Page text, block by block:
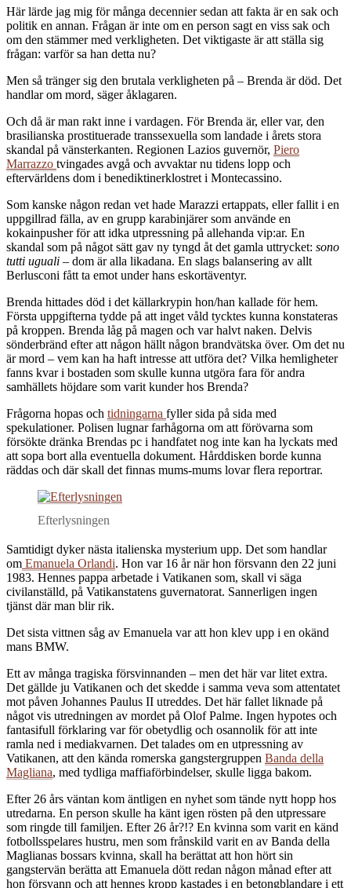
Här lärde jag mig för många decennier sedan att fakta är en sak och
politik en annan. Frågan är inte om en person sagt en viss sak och
om den stämmer med verkligheten. Det viktigaste är att ställa sig
frågan: varför sa han detta nu?
Men så tränger sig den brutala verkligheten på – Brenda är död. Det
handlar om mord, säger åklagaren.
Och då är man rakt inne i vardagen. För Brenda är, eller var, den
brasilianska prostituerade transsexuella som landade i årets stora
skandal på vänsterkanten. Regionen Lazios guvernör, Piero
Marrazzo tvingades avgå och avvaktar nu tidens lopp och
eftervärldens dom i benediktinerklostret i Montecassino.
Som kanske någon redan vet hade Marazzi ertappats, eller fallit i en
uppgillrad fälla, av en grupp karabinjärer som använde en
kokainpusher för att idka utpressning på allehanda vip:ar. En
skandal som på något sätt gav ny tyngd åt det gamla uttrycket: sono
tutti uguali – dom är alla likadana. En slags balansering av allt
Berlusconi fått ta emot under hans eskortäventyr.
Brenda hittades död i det källarkrypin hon/han kallade för hem.
Första uppgifterna tydde på att inget våld tycktes kunna konstateras
på kroppen. Brenda låg på magen och var halvt naken. Delvis
sönderbränd efter att någon hällt någon brandvätska över. Om det nu
är mord – vem kan ha haft intresse att utföra det? Vilka hemligheter
fanns kvar i bostaden som skulle kunna utgöra fara för andra
samhällets höjdare som varit kunder hos Brenda?
Frågorna hopas och tidningarna fyller sida på sida med
spekulationer. Polisen lugnar farhågorna om att förövarna som
försökte dränka Brendas pc i handfatet nog inte kan ha lyckats med
att sopa bort alla eventuella dokument. Hårddisken borde kunna
räddas och där skall det finnas mums-mums lovar flera reportrar.
Efterlysningen
Samtidigt dyker nästa italienska mysterium upp. Det som handlar
om Emanuela Orlandi. Hon var 16 år när hon försvann den 22 juni
1983. Hennes pappa arbetade i Vatikanen som, skall vi säga
civilanställd, på Vatikanstatens guvernatorat. Sannerligen ingen
tjänst där man blir rik.
Det sista vittnen såg av Emanuela var att hon klev upp i en okänd
mans BMW.
Ett av många tragiska försvinnanden – men det här var litet extra.
Det gällde ju Vatikanen och det skedde i samma veva som attentatet
mot påven Johannes Paulus II utreddes. Det här fallet liknade på
något vis utredningen av mordet på Olof Palme. Ingen hypotes och
fantasifull förklaring var för obetydlig och osannolik för att inte
ramla ned i mediakvarnen. Det talades om en utpressning av
Vatikanen, att den kända romerska gangstergruppen Banda della
Magliana, med tydliga maffiaförbindelser, skulle ligga bakom.
Efter 26 års väntan kom äntligen en nyhet som tände nytt hopp hos
utredarna. En person skulle ha känt igen rösten på den utpressare
som ringde till familjen. Efter 26 år?!? En kvinna som varit en känd
fotbollsspelares hustru, men som frånskild varit en av Banda della
Maglianas bossars kvinna, skall ha berättat att hon hört sin
gangstervän berätta att Emanuela dött redan någon månad efter att
hon försvann och att hennes kropp kastades i en betongblandare i ett